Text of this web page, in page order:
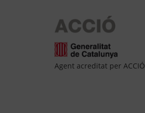
Agent acreditat per ACCIÓ